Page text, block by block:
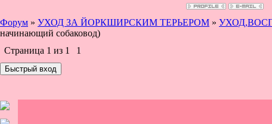
Форум » УХОД ЗА ЙОРКШИРСКИМ ТЕРЬЕРОМ »
начинающий собаковод)
Страница 1 из 1
1